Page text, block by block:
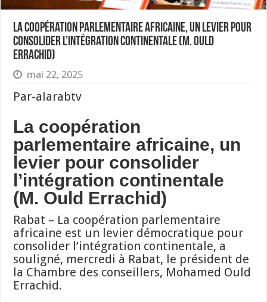
La coopération parlementaire africaine, un levier pour
consolider l’intégration continentale (M. Ould
Errachid)
mai 22, 2025
Par-alarabtv
La coopération
parlementaire africaine, un
levier pour consolider
l’intégration continentale
(M. Ould Errachid)
Rabat – La coopération parlementaire
africaine est un levier démocratique pour
consolider l’intégration continentale, a
souligné, mercredi à Rabat, le président de
la Chambre des conseillers, Mohamed Ould
Errachid.